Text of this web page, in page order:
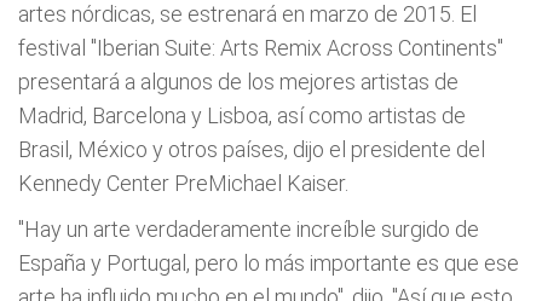
artes nórdicas, se estrenará en marzo de 2015. El
festival "Iberian Suite: Arts Remix Across Continents"
presentará a algunos de los mejores artistas de
Madrid, Barcelona y Lisboa, así como artistas de
Brasil, México y otros países, dijo el presidente del
Kennedy Center PreMichael Kaiser.
"Hay un arte verdaderamente increíble surgido de
España y Portugal, pero lo más importante es que ese